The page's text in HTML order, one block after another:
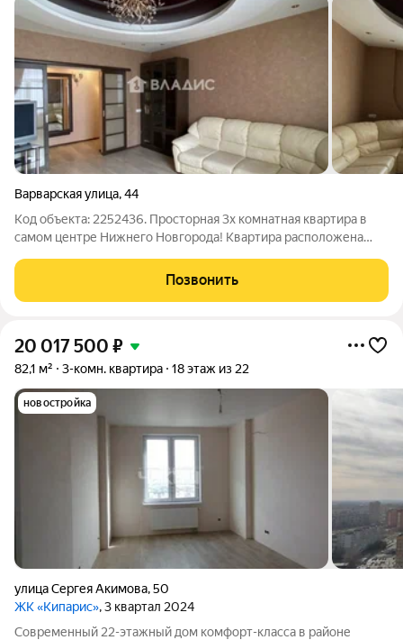
Варварская улица,44
Код объекта: 2252436. Просторная 3х комнатная квартира в
самом центре Нижнего Новгорода! Квартира расположена
также в скором времени появится станция метро. Рядом вся
необходимая инфраструктура:
Позвонить
20 017 500 ₽
82,1 м² 3-комн. квартира 18 этаж из 22
новостройка
улица Сергея Акимова,50
ЖК «Кипарис», 3 квартал 2024
Современный 22-этажный дом комфорт-класса в районе